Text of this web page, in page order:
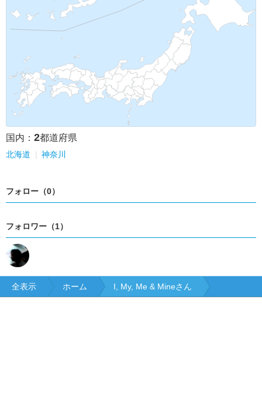
国内： 2都道府県
北海道 神奈川
フォロー（0）
フォロワー（1）
全表示 ホーム I, My, Me & Mineさん